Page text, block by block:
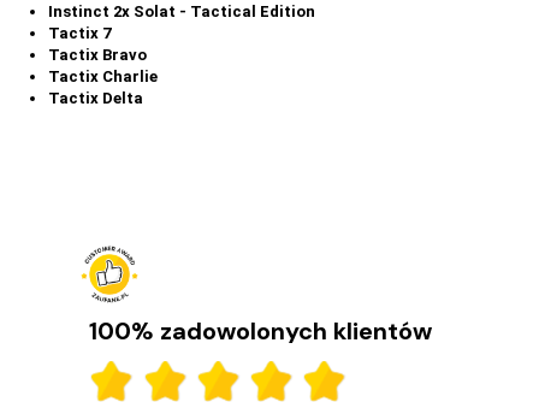
Instinct 2x Solat - Tactical Edition
Tactix 7
Tactix Bravo
Tactix Charlie
Tactix Delta
100% zadowolonych klientów